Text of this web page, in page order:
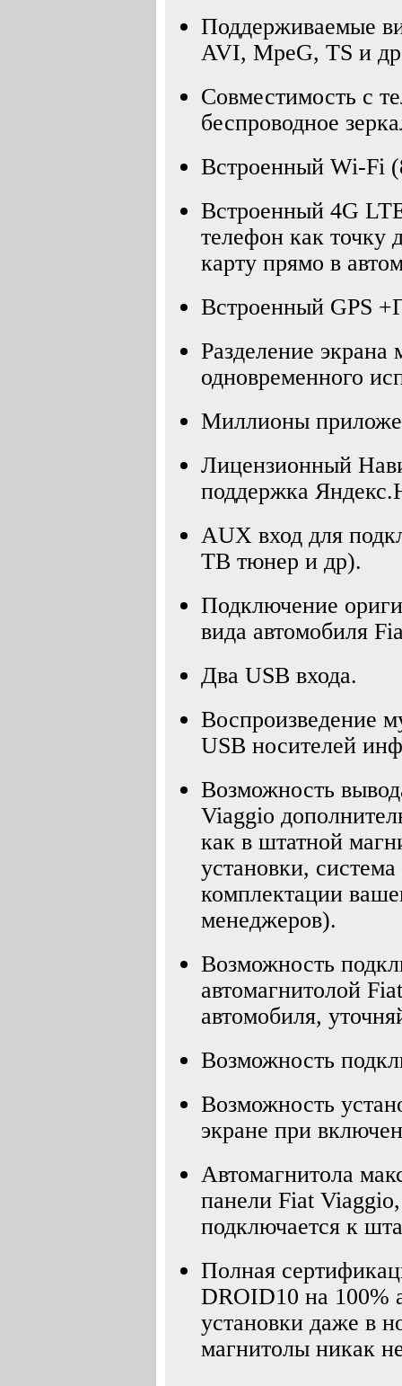
Поддерживаемые
AVI, MpeG, TS и
Совместимость с
беспроводное
Встроенный Wi-Fi
Встроенный 4G
телефон как точку
карту прямо в
Встроенный GPS
Разделение
одновременного
Миллионы
Лицензионный
поддержка
AUX вход для
ТВ тюнер и др).
Подключение
вида автомобиля
Два USB входа.
Воспроизведение
USB носителей
Возможность
Viaggio
как в штатной
установки,
комплектации
менеджеров).
Возможность
автомагнитолой
автомобиля,
Возможность
Возможность
экране при
Автомагнитола
панели Fiat
подключается к
Полная
DROID10 на 100%
установки даже в
магнитолы никак